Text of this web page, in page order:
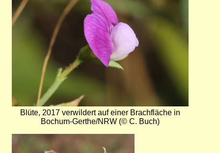
Blüte, 2017 verwildert auf einer Brachfläche in
Bochum-Gerthe/NRW (© C. Buch)